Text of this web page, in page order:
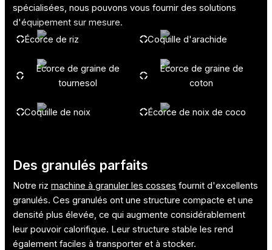
spécialisées, nous pouvons vous fournir des solutions
d'équipement sur mesure.
Écorce de riz
Coquille d'arachide
Écorce de graine de
tournesol
Écorce de graine de
coton
Coquille de noix Écorce de noix de coco
Des granulés parfaits
Notre riz machine à granuler les cosses fournit d'excellents
granulés. Ces granulés ont une structure compacte et une
densité plus élevée, ce qui augmente considérablement
leur pouvoir calorifique. Leur structure stable les rend
également faciles à transporter et à stocker.